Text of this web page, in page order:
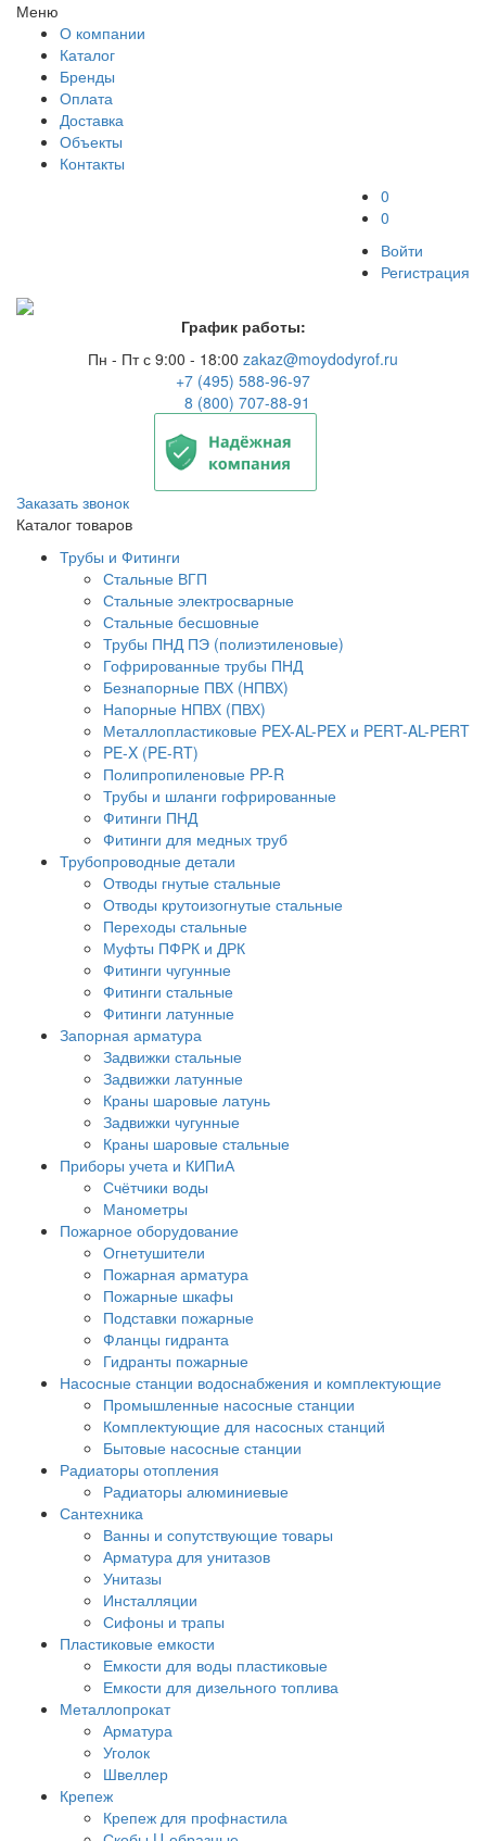
Меню
О компании
Каталог
Бренды
Оплата
Доставка
Объекты
Контакты
0
0
Войти
Регистрация
График работы:
Пн - Пт с 9:00 - 18:00 zakaz@moydodyrof.ru
+7 (495) 588-96-97
8 (800) 707-88-91
Заказать звонок
Каталог товаров
Трубы и Фитинги
Стальные ВГП
Стальные электросварные
Стальные бесшовные
Трубы ПНД ПЭ (полиэтиленовые)
Гофрированные трубы ПНД
Безнапорные ПВХ (НПВХ)
Напорные НПВХ (ПВХ)
Металлопластиковые PEX-AL-PEX и PERT-AL-PERT
PE-X (PE-RT)
Полипропиленовые PP-R
Трубы и шланги гофрированные
Фитинги ПНД
Фитинги для медных труб
Трубопроводные детали
Отводы гнутые стальные
Отводы крутоизогнутые стальные
Переходы стальные
Муфты ПФРК и ДРК
Фитинги чугунные
Фитинги стальные
Фитинги латунные
Запорная арматура
Задвижки стальные
Задвижки латунные
Краны шаровые латунь
Задвижки чугунные
Краны шаровые стальные
Приборы учета и КИПиА
Счётчики воды
Манометры
Пожарное оборудование
Огнетушители
Пожарная арматура
Пожарные шкафы
Подставки пожарные
Фланцы гидранта
Гидранты пожарные
Насосные станции водоснабжения и комплектующие
Промышленные насосные станции
Комплектующие для насосных станций
Бытовые насосные станции
Радиаторы отопления
Радиаторы алюминиевые
Сантехника
Ванны и сопутствующие товары
Арматура для унитазов
Унитазы
Инсталляции
Сифоны и трапы
Пластиковые емкости
Емкости для воды пластиковые
Емкости для дизельного топлива
Металлопрокат
Арматура
Уголок
Швеллер
Крепеж
Крепеж для профнастила